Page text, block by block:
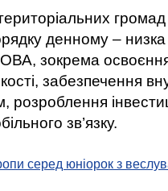
громад
денному –
зокрема освоєння
забезпечення
розроблення
зв’язку.
серед юніорок з